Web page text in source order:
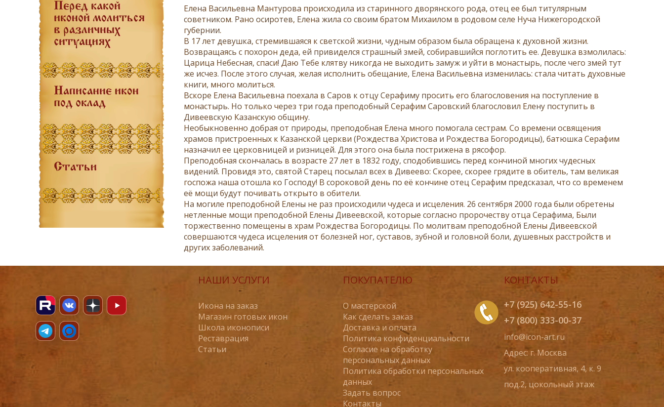
Перед какой
иконой молиться
в различных
ситуациях
Написание икон
под оклад
Статьи
Елена Васильевна Мантурова происходила из старинного дворянского рода, отец ее был титулярным
советником. Рано осиротев, Елена жила со своим братом Михаилом в родовом селе Нуча Нижегородской
губернии.
В 17 лет девушка, стремившаяся к светской жизни, чудным образом была обращена к духовной жизни.
Возвращаясь с похорон деда, ей привиделся страшный змей, собиравшийся поглотить ее. Девушка взмолилась:
Царица Небесная, спаси! Даю Тебе клятву никогда не выходить замуж и уйти в монастырь, после чего змей тут
же исчез. После этого случая, желая исполнить обещание, Елена Васильевна изменилась: стала читать духовные
книги, много молиться.
Вскоре Елена Васильевна поехала в Саров к отцу Серафиму просить его благословения на поступление в
монастырь. Но только через три года преподобный Серафим Саровский благословил Елену поступить в
Дивеевскую Казанскую общину.
Необыкновенно добрая от природы, преподобная Елена много помогала сестрам. Со времени освящения
храмов пристроенных к Казанской церкви (Рождества Христова и Рождества Богородицы), батюшка Серафим
назначил ее церковницей и ризницей. Для этого она была пострижена в рясофор.
Преподобная скончалась в возрасте 27 лет в 1832 году, сподобившись перед кончиной многих чудесных
видений. Провидя это, святой Старец посылал всех в Дивеево: Скорее, скорее грядите в обитель, там великая
госпожа наша отошла ко Господу! В сороковой день по её кончине отец Серафим предсказал, что со временем
её мощи будут почивать открыто в обители.
На могиле преподобной Елены не раз происходили чудеса и исцеления. 26 сентября 2000 года были обретены
нетленные мощи преподобной Елены Дивеевской, которые согласно пророчеству отца Серафима, Были
торжественно помещены в храм Рождества Богородицы. По молитвам преподобной Елены Дивеевской
совершаются чудеса исцеления от болезней ног, суставов, зубной и головной боли, душевных расстройств и
других заболеваний.
НАШИ УСЛУГИ
Икона на заказ
Магазин готовых икон
Школа иконописи
Реставрация
Статьи
ПОКУПАТЕЛЮ
О мастерской
Как сделать заказ
Доставка и оплата
Политика конфиденциальности
Согласие на обработку
персональных данных
Политика обработки персональных
данных
Задать вопрос
Контакты
КОНТАКТЫ
+7 (925) 642-55-16
+7 (800) 333-00-37
info@icon-art.ru
Адрес: г. Москва
ул. кооперативная, 4, к. 9
под.2, цокольный этаж